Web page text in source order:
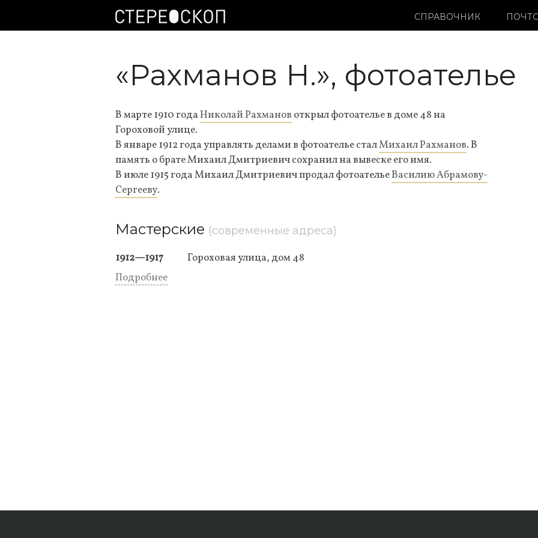
СПРАВОЧНИК
«Рахманов Н.», фотоателье
В марте 1910 годаНиколай Рахманов открыл фотоателье в доме 48 на
Гороховой улице.
В январе 1912 года управлять делами в фотоателье сталМихаил Рахманов. В
память о брате Михаил Дмитриевич сохранил на вывеске его имя.
В июле 1915 года Михаил Дмитриевич продал фотоательеВасилию Абрамову-
Сергееву.
Мастерские (современные адреса)
1912—1917
Гороховая улица, дом 48
Подробнее